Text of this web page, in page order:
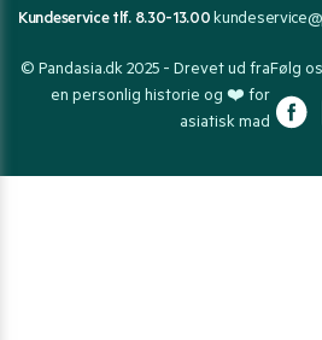
Kundeservice tlf. 8.30-13.00
© Pandasia.dk 2025 - Drevet ud fra
en personlig historie og ❤️ for
asiatisk mad
Følg